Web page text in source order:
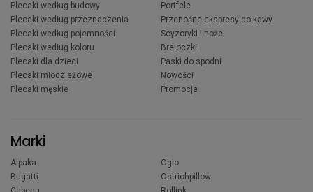
Plecaki według budowy
Plecaki według przeznaczenia
Plecaki według pojemności
Plecaki według koloru
Plecaki dla dzieci
Plecaki młodzieżowe
Plecaki męskie
Portfele
Przenośne ekspresy do kawy
Scyzoryki i noże
Breloczki
Paski do spodni
Nowości
Promocje
Marki
Alpaka
Bugatti
Ogio
Ostrichpillow